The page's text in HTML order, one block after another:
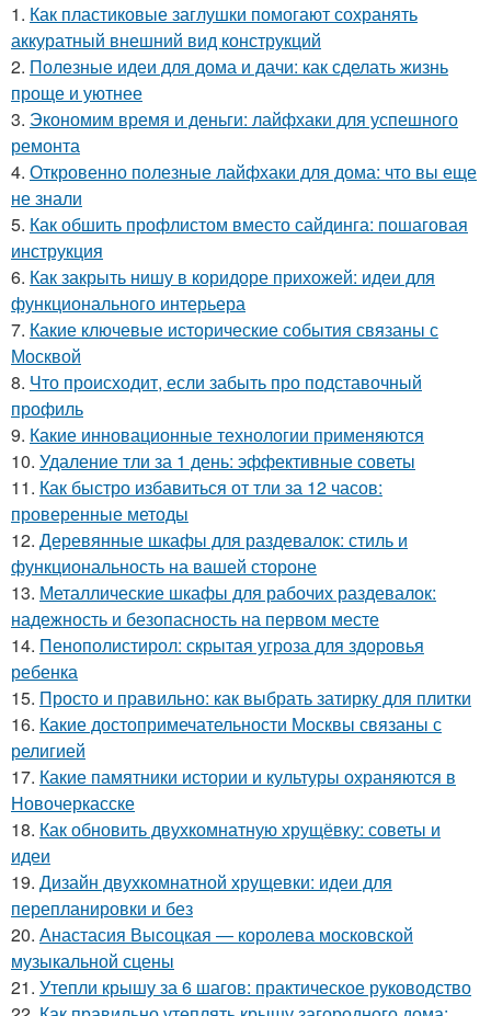
1. Как пластиковые заглушки помогают сохранять
аккуратный внешний вид конструкций
2. Полезные идеи для дома и дачи: как сделать жизнь
проще и уютнее
3. Экономим время и деньги: лайфхаки для успешного
ремонта
4. Откровенно полезные лайфхаки для дома: что вы еще
не знали
5. Как обшить профлистом вместо сайдинга: пошаговая
инструкция
6. Как закрыть нишу в коридоре прихожей: идеи для
функционального интерьера
7. Какие ключевые исторические события связаны с
Москвой
8. Что происходит, если забыть про подставочный
профиль
9. Какие инновационные технологии применяются
10. Удаление тли за 1 день: эффективные советы
11. Как быстро избавиться от тли за 12 часов:
проверенные методы
12. Деревянные шкафы для раздевалок: стиль и
функциональность на вашей стороне
13. Металлические шкафы для рабочих раздевалок:
надежность и безопасность на первом месте
14. Пенополистирол: скрытая угроза для здоровья
ребенка
15. Просто и правильно: как выбрать затирку для плитки
16. Какие достопримечательности Москвы связаны с
религией
17. Какие памятники истории и культуры охраняются в
Новочеркасске
18. Как обновить двухкомнатную хрущёвку: советы и
идеи
19. Дизайн двухкомнатной хрущевки: идеи для
перепланировки и без
20. Анастасия Высоцкая — королева московской
музыкальной сцены
21. Утепли крышу за 6 шагов: практическое руководство